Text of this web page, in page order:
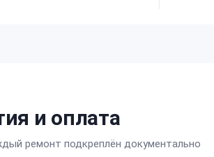
и оплата
ремонт подкреплён документально